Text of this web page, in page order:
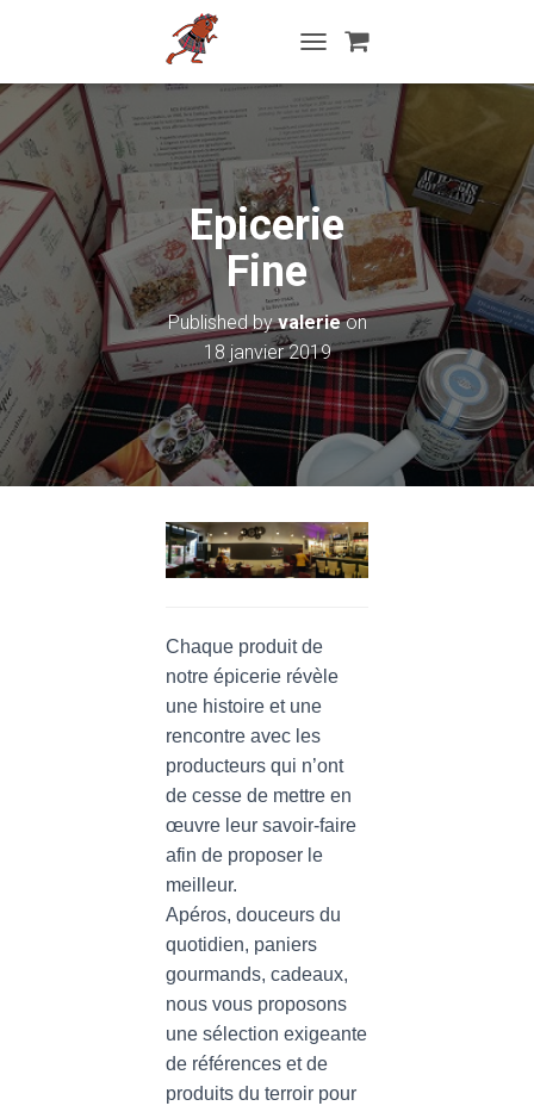
O
N
A
V
G
A
T
I
O
N
Epicerie
Fine
Published byvalerieon
18 janvier 2019
Chaque produit de
notre épicerie révèle
une histoire et une
rencontre avec les
producteurs qui n’ont
de cesse de mettre en
œuvre leur savoir-faire
afin de proposer le
meilleur.
Apéros, douceurs du
quotidien, paniers
gourmands, cadeaux,
nous vous proposons
une sélection exigeante
de références et de
produits du terroir pour